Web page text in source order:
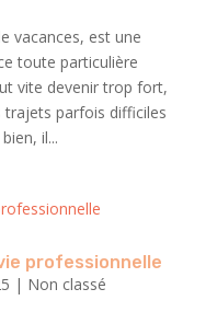
vacances, est une
toute particulière
vite devenir trop fort,
parfois difficiles
il...
professionnelle
| Non classé